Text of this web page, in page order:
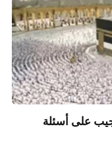
على أسئلة